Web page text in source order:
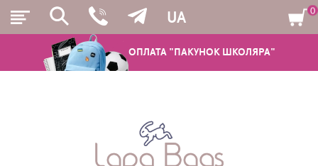
ОПЛАТА "ПАКУНОК ШКОЛЯРА"
UA
ШКІЛЬНІ РЮКЗАКИ ТА РАНЦІ
0